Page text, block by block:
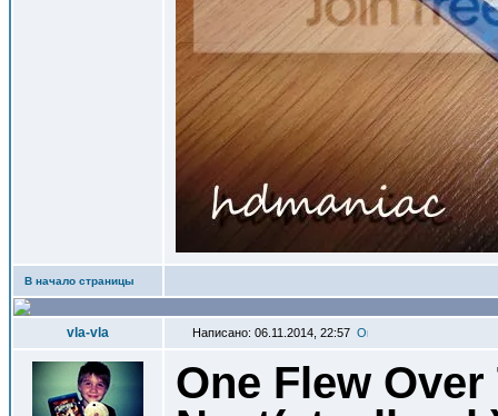
В начало страницы
vla-vla Написано: 06.11.2014, 22:57
One Flew